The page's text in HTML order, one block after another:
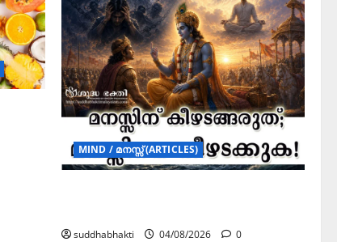
MIND / മനസ്സ് (ARTICLES)
suddhabhakti 04/08/2026 0